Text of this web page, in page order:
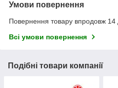
Умови повернення
Повернення товару впродовж 14
Всі умови повернення
Подібні товари компанії